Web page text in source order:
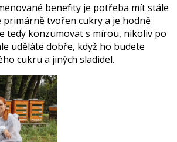
benefity je potřeba mít stále
primárně tvořen cukry a je hodně
tedy konzumovat s mírou, nikoliv po
uděláte dobře, když ho budete
cukru a jiných sladidel.